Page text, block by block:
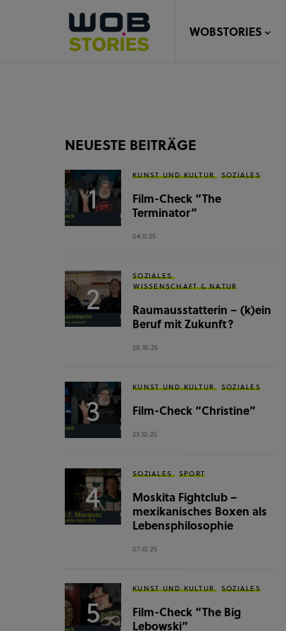
WOBSTORIES
NEUESTE BEITRÄGE
KUNST UND KULTUR SOZIALES
Film-Check “The
Terminator”
04.11.25
SOZIALES
WISSENSCHAFT & NATUR
Raumausstatterin – (k)ein
Beruf mit Zukunft?
28.10.25
KUNST UND KULTUR SOZIALES
Film-Check “Christine”
23.10.25
SOZIALES SPORT
Moskita Fightclub –
mexikanisches Boxen als
Lebensphilosophie
07.10.25
KUNST UND KULTUR SOZIALES
Film-Check “The Big
Lebowski”